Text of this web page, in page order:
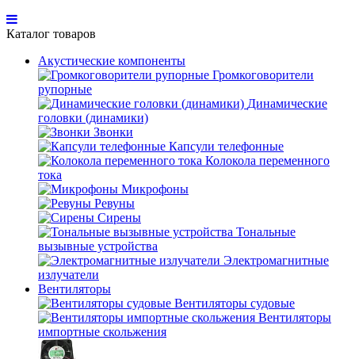
Каталог товаров
Акустические компоненты
Громкоговорители
рупорные
Динамические
головки (динамики)
Звонки
Капсули телефонные
Колокола переменного
тока
Микрофоны
Ревуны
Сирены
Тональные
вызывные устройства
Электромагнитные
излучатели
Вентиляторы
Вентиляторы судовые
Вентиляторы
импортные скольжения